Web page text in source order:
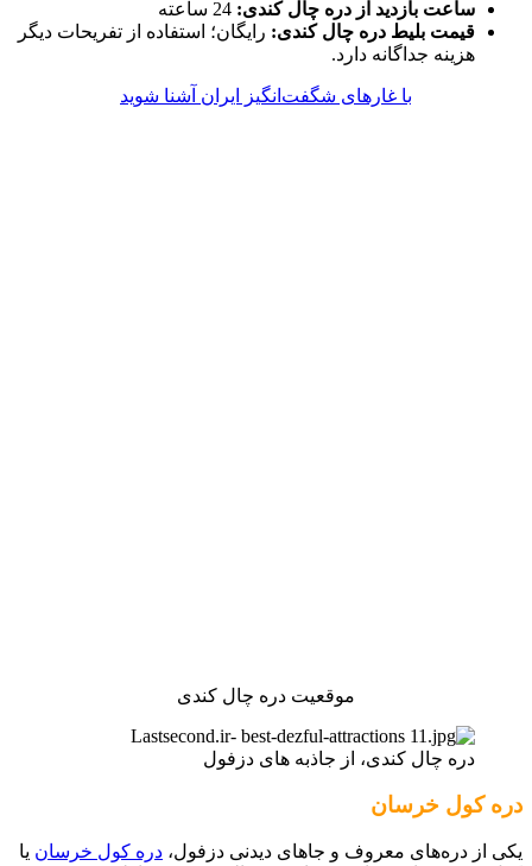
ساعت بازدید از دره چال کندی: 24 ساعته
قیمت بلیط دره چال کندی: رایگان؛ استفاده از تفریحات دیگر
هزینه جداگانه دارد.
با غارهای شگفت‌انگیز ایران آشنا شوید
موقعیت دره چال کندی
دره چال کندی، از جاذبه های دزفول
دره کول خرسان
یکی از دره‌های معروف و جاهای دیدنی دزفول، دره کول خرسان یا